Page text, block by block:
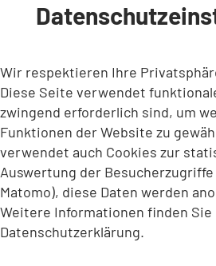
INHALT ANSPRINGEN
Wir respektieren Ihre
Diese Seite verwendet
zwingend erforderlich sind, um
Funktionen der Website zu
verwendet auch Cookies zur
Auswertung der
Matomo), diese Daten werden
Weitere Informationen finden
Datenschutzerklärung.